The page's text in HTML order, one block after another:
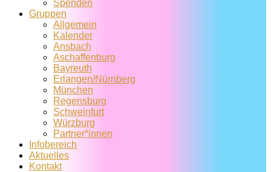
Spenden
Gruppen
Allgemein
Kalender
Ansbach
Aschaffenburg
Bayreuth
Erlangen/Nürnberg
München
Regensburg
Schweinfurt
Würzburg
Partner*innen
Infobereich
Aktuelles
Kontakt